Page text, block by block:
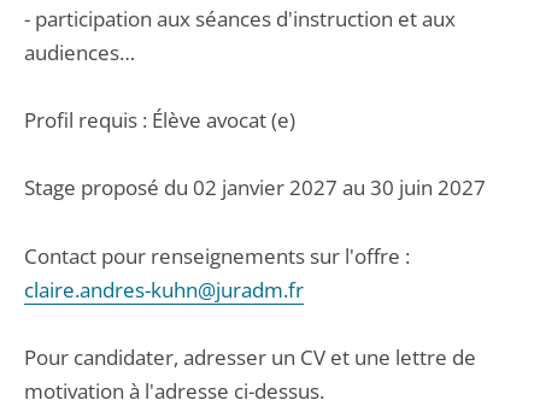
- participation aux séances d'instruction et aux
audiences…
Profil requis : Élève avocat (e)
Stage proposé du 02 janvier 2027 au 30 juin 2027
Contact pour renseignements sur l'offre :
claire.andres-kuhn@juradm.fr
Pour candidater, adresser un CV et une lettre de
motivation à l'adresse ci-dessus.